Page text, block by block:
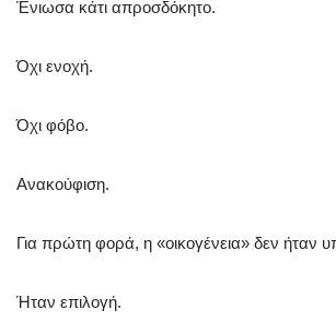
Ένιωσα κάτι απροσδόκητο.
Όχι ενοχή.
Όχι φόβο.
Ανακούφιση.
Για πρώτη φορά, η «οικογένεια» δεν ήταν
Ήταν επιλογή.